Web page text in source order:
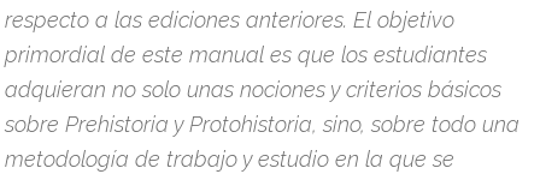
respecto a las ediciones anteriores. El objetivo
primordial de este manual es que los estudiantes
adquieran no solo unas nociones y criterios básicos
sobre Prehistoria y Protohistoria, sino, sobre todo una
metodología de trabajo y estudio en la que se